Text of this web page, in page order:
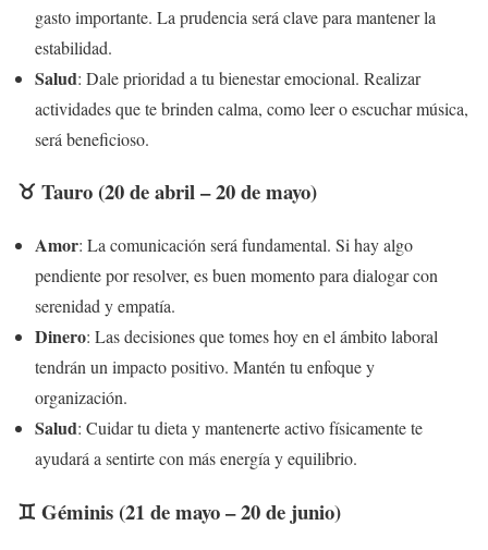
gasto importante. La prudencia será clave para mantener la
estabilidad.
Salud: Dale prioridad a tu bienestar emocional. Realizar
actividades que te brinden calma, como leer o escuchar música,
será beneficioso.
♉ Tauro (20 de abril – 20 de mayo)
Amor: La comunicación será fundamental. Si hay algo
pendiente por resolver, es buen momento para dialogar con
serenidad y empatía.
Dinero: Las decisiones que tomes hoy en el ámbito laboral
tendrán un impacto positivo. Mantén tu enfoque y
organización.
Salud: Cuidar tu dieta y mantenerte activo físicamente te
ayudará a sentirte con más energía y equilibrio.
♊ Géminis (21 de mayo – 20 de junio)